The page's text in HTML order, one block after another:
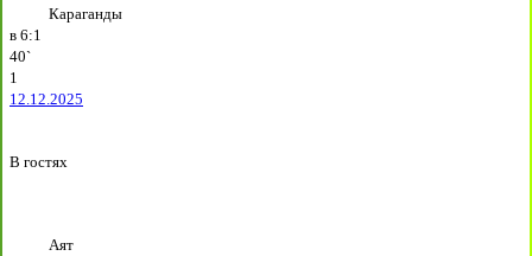
Караганды
в 6:1
40`
1
12.12.2025
В гостях
Аят